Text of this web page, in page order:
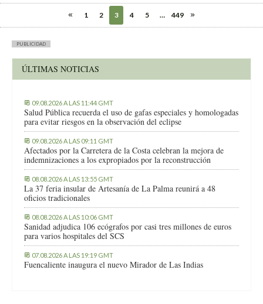
1 2 3 4 5 … 449
PUBLICIDAD
ÚLTIMAS NOTICIAS
09.08.2026 A LAS 11:44 GMT
Salud Pública recuerda el uso de gafas especiales y homologadas
para evitar riesgos en la observación del eclipse
09.08.2026 A LAS 09:11 GMT
Afectados por la Carretera de la Costa celebran la mejora de
indemnizaciones a los expropiados por la reconstrucción
08.08.2026 A LAS 13:55 GMT
La 37 feria insular de Artesanía de La Palma reunirá a 48
oficios tradicionales
08.08.2026 A LAS 10:06 GMT
Sanidad adjudica 106 ecógrafos por casi tres millones de euros
para varios hospitales del SCS
07.08.2026 A LAS 19:19 GMT
Fuencaliente inaugura el nuevo Mirador de Las Indias